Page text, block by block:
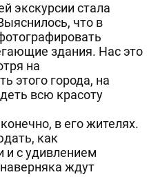
экскурсии стала
что в
здания. Нас это
на
этого города, на
всю красоту
в его жителях.
как
и с удивлением
ждут